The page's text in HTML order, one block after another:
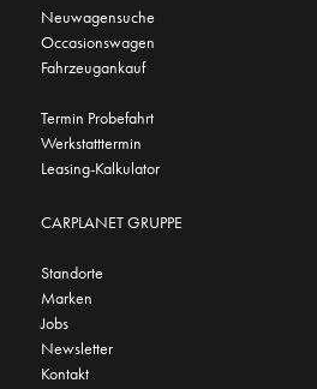
Neuwagensuche
Occasionswagen
Fahrzeugankauf
Termin Probefahrt
Werkstatttermin
Leasing-Kalkulator
CARPLANET GRUPPE
Standorte
Marken
Jobs
Newsletter
Kontakt